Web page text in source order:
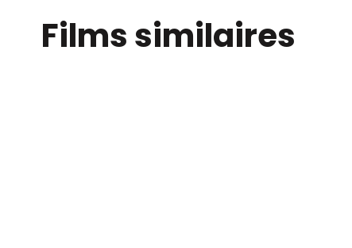
Films similaires